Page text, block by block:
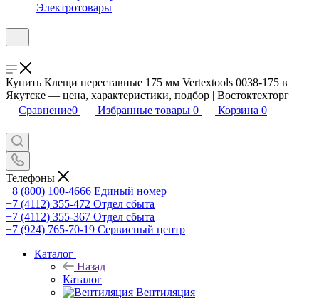
Электротовары
Купить Клещи переставные 175 мм Vertextools 0038-175 в
Якутске — цена, характеристики, подбор | Востоктехторг
Сравнение0 Избранные товары 0 Корзина 0
Телефоны
+8 (800) 100-4666 Единый номер
+7 (4112) 355-472 Отдел сбыта
+7 (4112) 355-367 Отдел сбыта
+7 (924) 765-70-19 Сервисный центр
Каталог
Назад
Каталог
Вентиляция